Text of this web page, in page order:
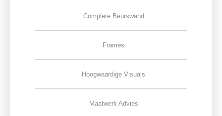
Complete Beurswand
Frames
Hoogwaardige Visuals
Maatwerk Advies